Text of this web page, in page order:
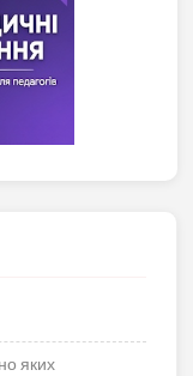
яких